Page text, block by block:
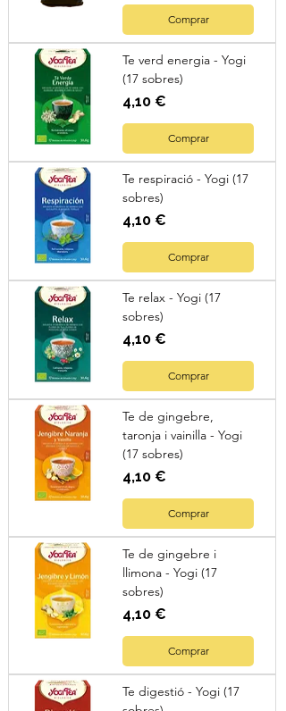
Comprar
Te verd energia - Yogi
(17 sobres)
Preu
4,10 €
Comprar
Te respiració - Yogi (17
sobres)
Preu
4,10 €
Comprar
Te relax - Yogi (17
sobres)
Preu
4,10 €
Comprar
Te de gingebre,
taronja i vainilla - Yogi
(17 sobres)
Preu
4,10 €
Comprar
Te de gingebre i
llimona - Yogi (17
sobres)
Preu
4,10 €
Comprar
Te digestió - Yogi (17